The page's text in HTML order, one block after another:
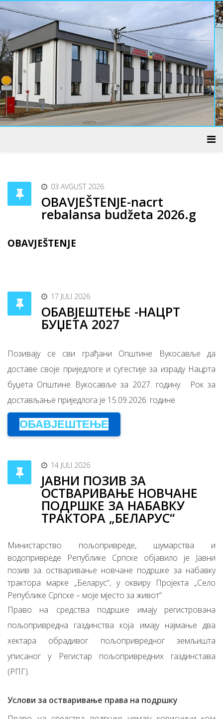
03 AVGUST 2026
OBAVJEŠTENJE-nacrt
rebalansa budžeta 2026.g
OBAVJEŠTENJE
17 JULI 2026
ОБАВЈЕШТЕЊЕ -НАЦРТ
БУЏЕТА 2027
Позивају се сви грађани Општине Вукосавље да
доставе своје приједлоге и сугестије за израду Нацрта
буџета Општине Вукосавље за 2027. годину. Рок за
достављање приједлога је 15.09.2026. године.
ОБАВЈЕШТЕЊЕ
14 JULI 2026
ЈАВНИ ПОЗИВ ЗА
ОСТВАРИВАЊЕ НОВЧАНЕ
ПОДРШКЕ ЗА НАБАВКУ
ТРАКТОРА „БЕЛАРУС“
Министарство пољопривреде, шумарства и
водопривреде Републике Српске објавило је Јавни
позив за остваривање новчане подршке за набавку
трактора марке „Беларус“, у оквиру Пројекта „Село
Републике Српске – моје мјесто за живот“
Право на средства подршке имају регистрована
пољопривредна газдинства која имају најмање два
хектара обрадивог пољопривредног земљишта
уписаног у Регистар пољопривредних газдинстава
(РПГ).
Услови за остваривање права на подршку